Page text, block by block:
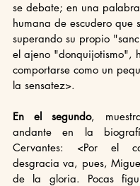
se debate; en una
humana de escudero que
superando su propio
el ajeno "donquijotismo",
comportarse como un
la sensatez>.
En el segundo,
andante en la
Cervantes: <Por el
desgracia va, pues,
de la gloria. Pocas